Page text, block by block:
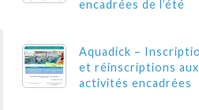
encadrées de l’été
Aquadick –
et réinscriptions aux
activités encadrées